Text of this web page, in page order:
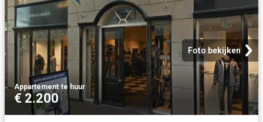
Foto bekijken
Appartement·te huur
€ 2.200